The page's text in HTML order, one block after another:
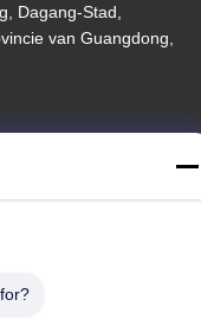
Dagang-Stad,
van Guangdong,